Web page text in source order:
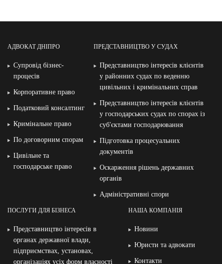
АДВОКАТ ДНІПРО
Супровід бізнес-
процесів
Корпоративне право
Податковий консалтинг
Кримінальне право
По договорним спорам
Цивільне та
господарське право
ПРЕДСТАВНИЦТВО У СУДАХ
Представництво інтересів клієнтів
у районних судах по веденню
цивільних і кримінальних справ
Представництво інтересів клієнтів
у господарських судах по спорах із
суб′єктами господарювання
Підготовка процесуальних
документів
Оскарження рішень державних
органів
Адміністративні спори
ПОСЛУГИ ДЛЯ БІЗНЕСА
Представництво інтересів в
органах державної влади,
підприємствах, установах,
організаціях усіх форм власності
НАША КОМПАНІЯ
Новини
Юристи та адвокати
Контакти